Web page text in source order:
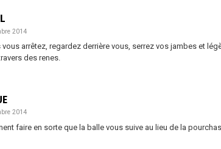
2014
arrêtez, regardez derrière vous, serrez vos jambes et
des renes.
2014
faire en sorte que la balle vous suive au lieu de la